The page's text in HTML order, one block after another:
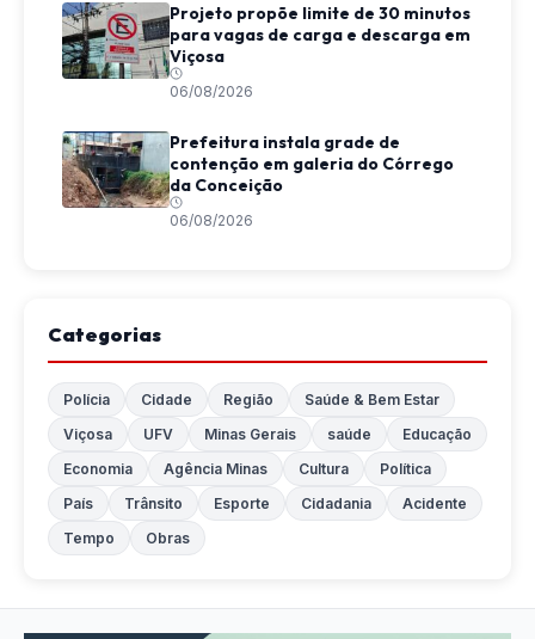
Projeto propõe limite de 30 minutos
para vagas de carga e descarga em
Viçosa
06/08/2026
Prefeitura instala grade de
contenção em galeria do Córrego
da Conceição
06/08/2026
Categorias
Polícia Cidade Região
Saúde & Bem Estar
Viçosa
UFV Minas Gerais saúde
Educação
Economia
Agência Minas Cultura
Política
País
Trânsito Esporte Cidadania
Acidente
Tempo
Obras